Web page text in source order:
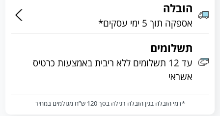
הובלה
אספקה תוך 5 ימי עסקים*
תשלומים
עד 12 תשלומים ללא ריבית באמצעות כרטיס
אשראי
*דמי הובלה בגין הובלה רגילה בסך 120 ש”ח מגולמים במחיר